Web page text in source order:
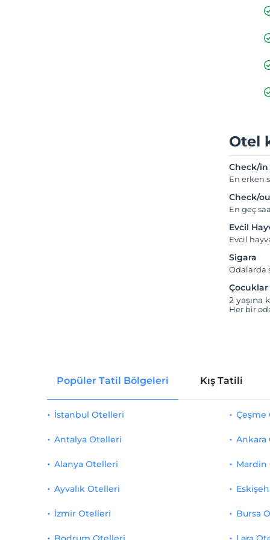
Otel
Check/in
En erken
Check/
En geç
Evcil
Evcil
Sigara
Odalarda
Çocuklar
2 yaşına
Her bir
Popüler Tatil Bölgeleri Kış Tatili
İstanbul Otelleri
Antalya Otelleri
Alanya Otelleri
Ayvalık Otelleri
İzmir Otelleri
Çeşme
Ankara
Mardin
Bursa